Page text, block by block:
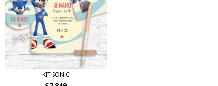
KIT SONIC